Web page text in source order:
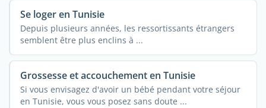
Se loger en Tunisie
Depuis plusieurs années, les ressortissants étrangers
semblent être plus enclins à ...
Grossesse et accouchement en Tunisie
Si vous envisagez d'avoir un bébé pendant votre séjour
en Tunisie, vous vous posez sans doute ...